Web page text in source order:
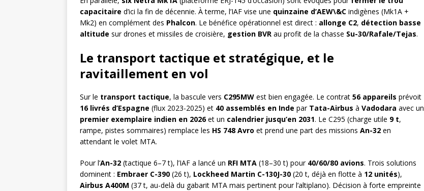
capacitaire d’ici la fin de décennie. À terme, l’IAF vise une quinzaine d’AEW\&C indigènes (Mk1A +
Mk2) en complément des Phalcon. Le bénéfice opérationnel est direct : allonge C2, détection basse
altitude sur drones et missiles de croisière, gestion BVR au profit de la chasse Su-30/Rafale/Tejas.
Le transport tactique et stratégique, et le
ravitaillement en vol
Sur le transport tactique, la bascule vers C295MW est bien engagée. Le contrat 56 appareils prévoit
16 livrés d’Espagne (flux 2023-2025) et 40 assemblés en Inde par Tata-Airbus à Vadodara avec un
premier exemplaire indien en 2026et un calendrier jusqu’en 2031. Le C295 (charge utile 9 t,
rampe, pistes sommaires) remplace les HS 748 Avro et prend une part des missions An-32 en
attendant le volet MTA.
Pour l’An-32 (tactique 6–7 t), l’IAF a lancé un RFI MTA (18–30 t) pour 40/60/80 avions. Trois solutions
dominent : Embraer C-390 (26 t), Lockheed Martin C-130J-30 (20 t, déjà en flotte à 12 unités),
Airbus A400M (37 t, au-delà du gabarit MTA mais pertinent pour l’altiplano). Décision à forte empreinte